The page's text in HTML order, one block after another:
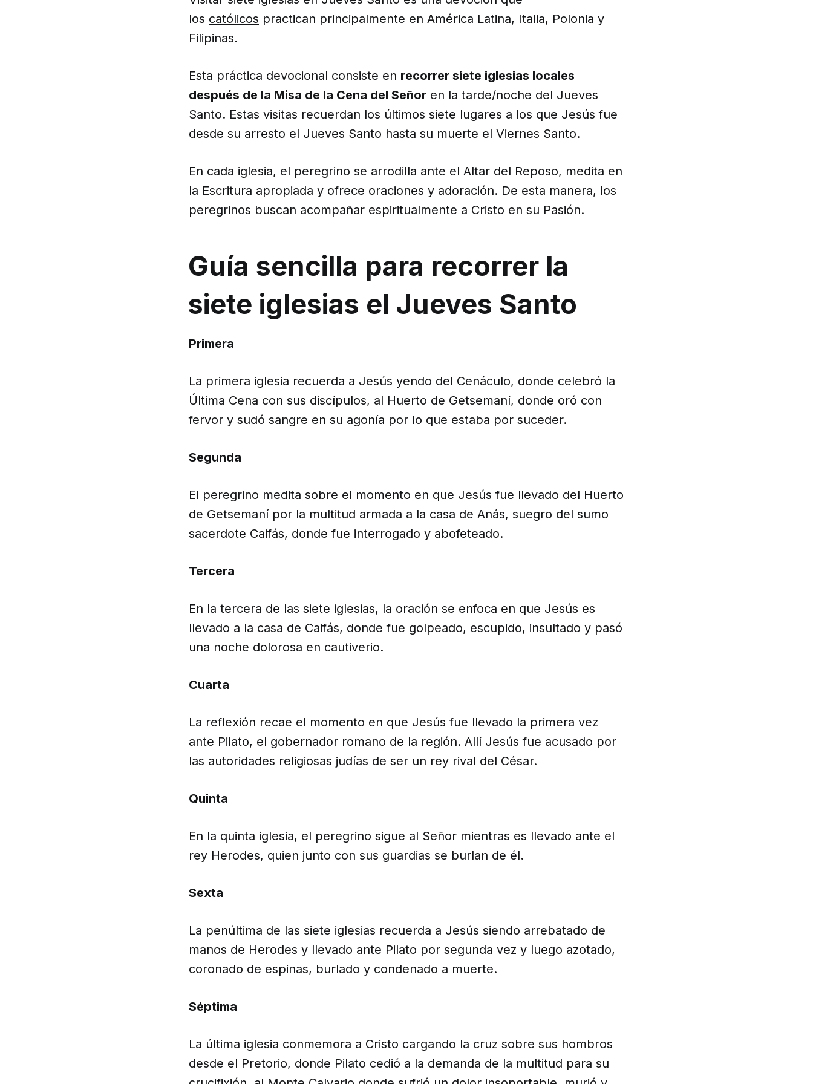
los católicos practican principalmente en América Latina, Italia, Polonia y
Filipinas.
Esta práctica devocional consiste en recorrer siete iglesias locales
después de la Misa de la Cena del Señor en la tarde/noche del Jueves
Santo. Estas visitas recuerdan los últimos siete lugares a los que Jesús fue
desde su arresto el Jueves Santo hasta su muerte el Viernes Santo.
En cada iglesia, el peregrino se arrodilla ante el Altar del Reposo, medita en
la Escritura apropiada y ofrece oraciones y adoración. De esta manera, los
peregrinos buscan acompañar espiritualmente a Cristo en su Pasión.
Guía sencilla para recorrer la
siete iglesias el Jueves Santo
Primera
La primera iglesia recuerda a Jesús yendo del Cenáculo, donde celebró la
Última Cena con sus discípulos, al Huerto de Getsemaní, donde oró con
fervor y sudó sangre en su agonía por lo que estaba por suceder.
Segunda
El peregrino medita sobre el momento en que Jesús fue llevado del Huerto
de Getsemaní por la multitud armada a la casa de Anás, suegro del sumo
sacerdote Caifás, donde fue interrogado y abofeteado.
Tercera
En la tercera de las siete iglesias, la oración se enfoca en que Jesús es
llevado a la casa de Caifás, donde fue golpeado, escupido, insultado y pasó
una noche dolorosa en cautiverio.
Cuarta
La reflexión recae el momento en que Jesús fue llevado la primera vez
ante Pilato, el gobernador romano de la región. Allí Jesús fue acusado por
las autoridades religiosas judías de ser un rey rival del César.
Quinta
En la quinta iglesia, el peregrino sigue al Señor mientras es llevado ante el
rey Herodes, quien junto con sus guardias se burlan de él.
Sexta
La penúltima de las siete iglesias recuerda a Jesús siendo arrebatado de
manos de Herodes y llevado ante Pilato por segunda vez y luego azotado,
coronado de espinas, burlado y condenado a muerte.
Séptima
La última iglesia conmemora a Cristo cargando la cruz sobre sus hombros
desde el Pretorio, donde Pilato cedió a la demanda de la multitud para su